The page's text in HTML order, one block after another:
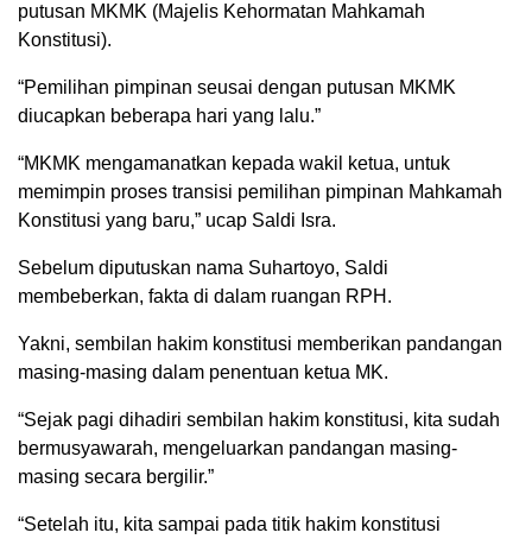
putusan MKMK (Majelis Kehormatan Mahkamah
Konstitusi).
“Pemilihan pimpinan seusai dengan putusan MKMK
diucapkan beberapa hari yang lalu.”
“MKMK mengamanatkan kepada wakil ketua, untuk
memimpin proses transisi pemilihan pimpinan Mahkamah
Konstitusi yang baru,” ucap Saldi Isra.
Sebelum diputuskan nama Suhartoyo, Saldi
membeberkan, fakta di dalam ruangan RPH.
Yakni, sembilan hakim konstitusi memberikan pandangan
masing-masing dalam penentuan ketua MK.
“Sejak pagi dihadiri sembilan hakim konstitusi, kita sudah
bermusyawarah, mengeluarkan pandangan masing-
masing secara bergilir.”
“Setelah itu, kita sampai pada titik hakim konstitusi